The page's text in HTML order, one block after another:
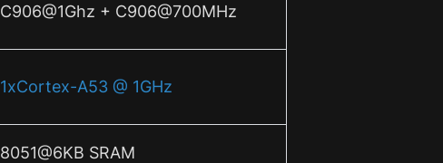
C906@1Ghz + C906@700MHz
1xCortex-A53 @ 1GHz
8051@6KB SRAM